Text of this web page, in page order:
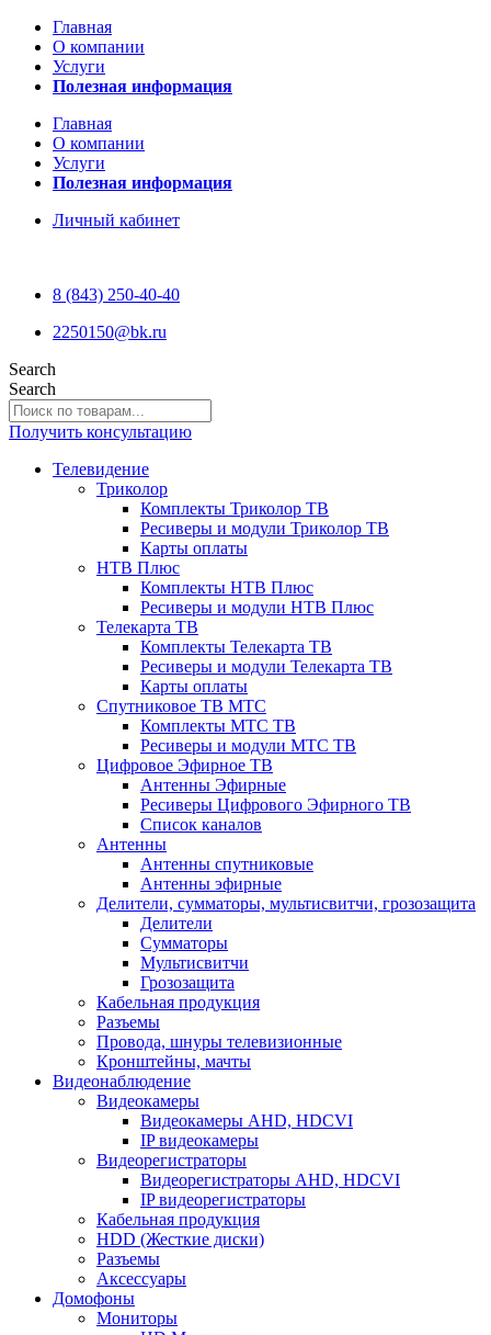
Главная
О компании
Услуги
Полезная информация
Главная
О компании
Услуги
Полезная информация
Личный кабинет
8 (843) 250-40-40
2250150@bk.ru
Search
Search
Получить консультацию
Телевидение
Триколор
Комплекты Триколор ТВ
Ресиверы и модули Триколор ТВ
Карты оплаты
НТВ Плюс
Комплекты НТВ Плюс
Ресиверы и модули НТВ Плюс
Телекарта ТВ
Комплекты Телекарта ТВ
Ресиверы и модули Телекарта ТВ
Карты оплаты
Спутниковое ТВ МТС
Комплекты МТС ТВ
Ресиверы и модули МТС ТВ
Цифровое Эфирное ТВ
Антенны Эфирные
Ресиверы Цифрового Эфирного ТВ
Список каналов
Антенны
Антенны спутниковые
Антенны эфирные
Делители, сумматоры, мультисвитчи, грозозащита
Делители
Сумматоры
Мультисвитчи
Грозозащита
Кабельная продукция
Разъемы
Провода, шнуры телевизионные
Кронштейны, мачты
Видеонаблюдение
Видеокамеры
Видеокамеры AHD, HDCVI
IP видеокамеры
Видеорегистраторы
Видеорегистраторы AHD, HDCVI
IP видеорегистраторы
Кабельная продукция
HDD (Жесткие диски)
Разъемы
Аксессуары
Домофоны
Мониторы